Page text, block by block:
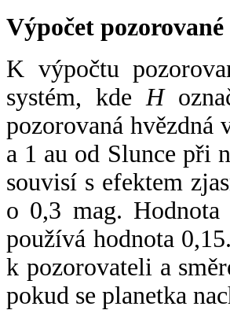
Výpočet
K výpočtu
systém, kde H
pozorovaná hvězdná
a 1 au od Slunce při
souvisí s efektem
o 0,3 mag. Hodnota
používá hodnota
k pozorovateli a
pokud se planetka